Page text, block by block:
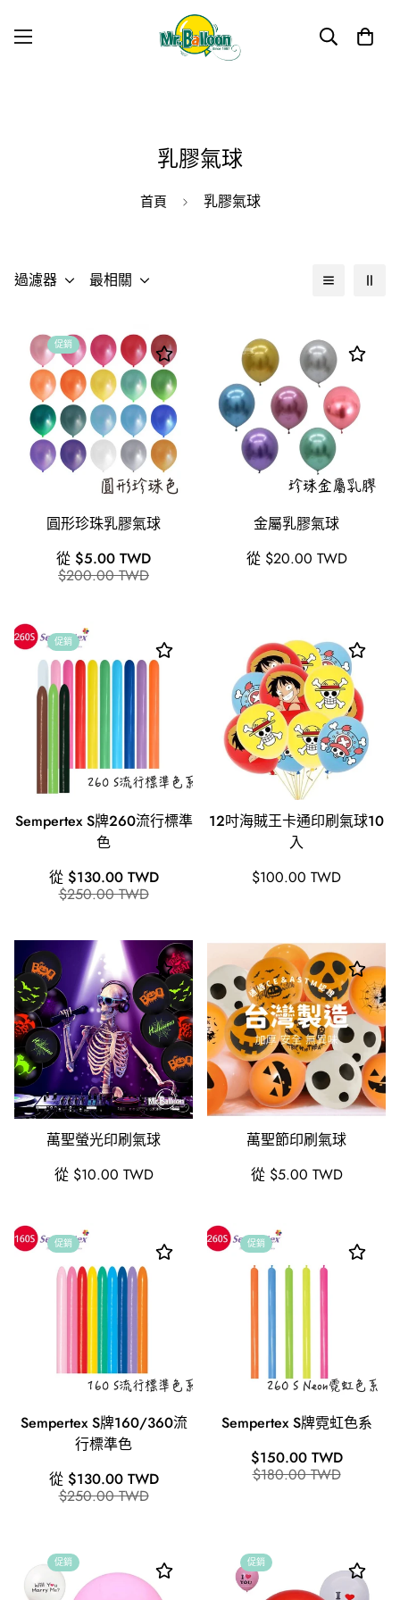
乳膠氣球
首頁 乳膠氣球
過濾器 最相關
促銷
圓形珍珠乳膠氣球
銷
售
從 $5.00 TWD
原
價
$200.00 TWD
金屬乳膠氣球
原
從 $20.00 TWD
促銷
Sempertex S牌260流行標準
色
銷
售
從 $130.00 TWD
原
價
$250.00 TWD
12吋海賊王卡通印刷氣球10
入
原
$100.00 TWD
萬聖螢光印刷氣球
原
從 $10.00 TWD
萬聖節印刷氣球
原
從 $5.00 TWD
促銷
Sempertex S牌160/360流
行標準色
銷
售
從 $130.00 TWD
原
價
$250.00 TWD
促銷
Sempertex S牌霓虹色系
銷
售
$150.00 TWD
原
價
$180.00 TWD
促銷 促銷